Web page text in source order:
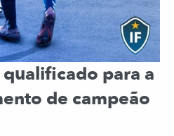
para a
de campeão